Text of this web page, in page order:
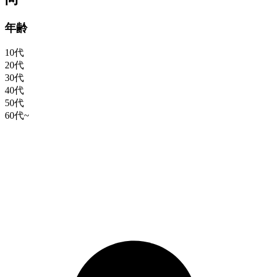
年齢
10代
20代
30代
40代
50代
60代~